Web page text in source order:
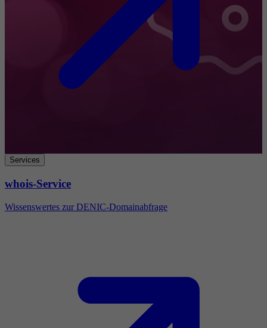
Services
whois-Service
Wissenswertes zur DENIC-Domainabfrage